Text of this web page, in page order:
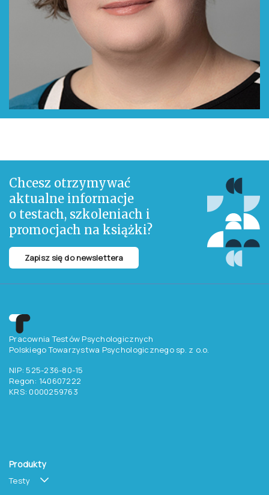
Chcesz otrzymywać
aktualne informacje
o testach, szkoleniach i
promocjach na książki?
Zapisz się do newslettera
Pracownia Testów Psychologicznych
Polskiego Towarzystwa Psychologicznego sp. z o.o.
NIP: 525-236-80-15
Regon: 140607222
KRS: 0000259763
Produkty
Testy